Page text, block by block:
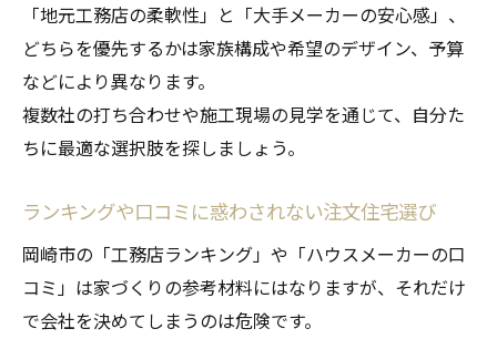
「地元工務店の柔軟性」と「大手メーカーの安心感」、
どちらを優先するかは家族構成や希望のデザイン、予算
などにより異なります。
複数社の打ち合わせや施工現場の見学を通じて、自分た
ちに最適な選択肢を探しましょう。
ランキングや口コミに惑わされない注文住宅選び
岡崎市の「工務店ランキング」や「ハウスメーカーの口
コミ」は家づくりの参考材料にはなりますが、それだけ
で会社を決めてしまうのは危険です。